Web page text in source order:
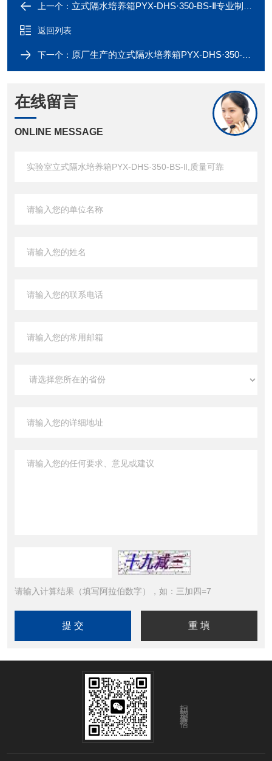
上一个： 立式隔水培养箱PYX-DHS·350-BS-Ⅱ专业制造厂家
返回列表
下一个： 原厂生产的立式隔水培养箱PYX-DHS·350-BS-Ⅱ长期现货供应
在线留言
ONLINE MESSAGE
请输入计算结果（填写阿拉伯数字），如：三加四=7
扫码添加微信